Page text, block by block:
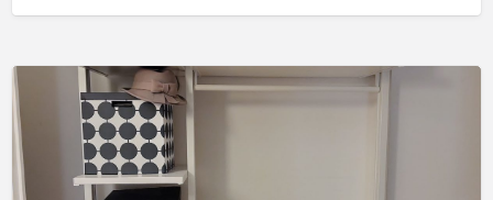
Penderie
Elvarli
(IKEA)